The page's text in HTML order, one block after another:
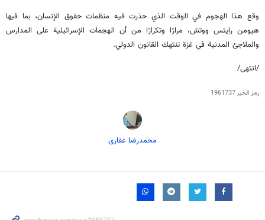
وقع هذا الهجوم في الوقت الذي حذرت فيه منظمات حقوق الإنسان، بما فيها
هيومن رايتس ووتش، مرارًا وتكرارًا من أن الهجمات الإسرائيلية على المدارس
والملاجئ المدنية في غزة تنتهك القانون الدولي.
/انتهى/
رمز الخبر1961737
محمدرضا غفاری